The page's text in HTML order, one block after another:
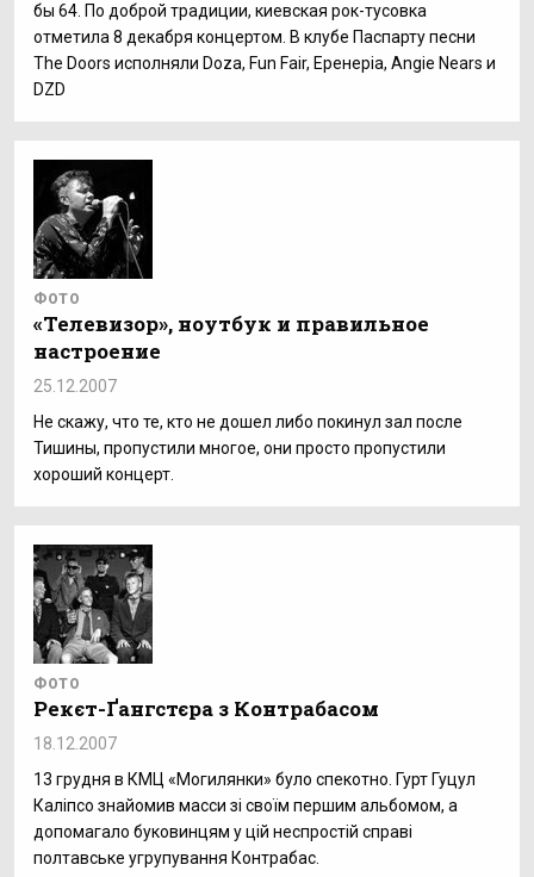
бы 64. По доброй традиции, киевская рок-тусовка
отметила 8 декабря концертом. В клубе Паспарту песни
The Doors исполняли Doza, Fun Fair, Еренеріа, Angie Nears и
DZD
ФОТО
«Телевизор», ноутбук и правильное
настроение
25.12.2007
Не скажу, что те, кто не дошел либо покинул зал после
Тишины, пропустили многое, они просто пропустили
хороший концерт.
ФОТО
Рекєт-Ґангстєра з Контрабасом
18.12.2007
13 грудня в КМЦ «Могилянки» було спекотно. Гурт Гуцул
Каліпсо знайомив масси зі своїм першим альбомом, а
допомагало буковинцям у цій неспростій справі
полтавське угрупування Контрабас.